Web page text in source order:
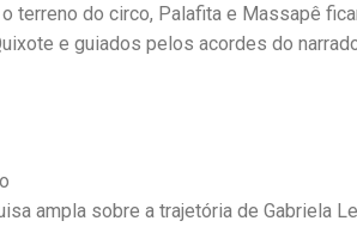
terreno do circo, Palafita e Massapê
e guiados pelos acordes do
ampla sobre a trajetória de Gabriela